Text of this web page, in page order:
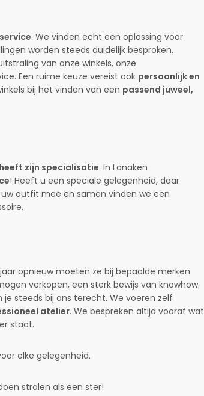
. We vinden echt een oplossing voor
worden steeds duidelijk besproken.
van onze winkels, onze
Een ruime keuze vereist ook persoonlijk en
bij het vinden van een passend juweel,
zijn specialisatie. In Lanaken
! Heeft u een speciale gelegenheid, daar
outfit mee en samen vinden we een
jaar opnieuw moeten ze bij bepaalde merken
verkopen, een sterk bewijs van knowhow.
je steeds bij ons terecht. We voeren zelf
atelier. We bespreken altijd vooraf wat
staat.
elke gelegenheid.
stralen als een ster!